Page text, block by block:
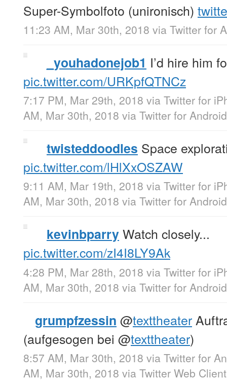
Super-Symbolfoto (unironisch)
11:23 AM, Mar 30th, 2018 via Twitter for
_youhadonejob1 I’d hire him
pic.twitter.com/URKpfQTNCz
7:17 PM, Mar 29th, 2018 via Twitter for
AM, Mar 30th, 2018 via Twitter for Android
twisteddoodles Space
pic.twitter.com/lHlXxOSZAW
9:11 AM, Mar 19th, 2018 via Twitter for
AM, Mar 30th, 2018 via Twitter for Android
kevinbparryWatch closely...
pic.twitter.com/zI4I8LY9Ak
4:28 PM, Mar 28th, 2018 via Twitter for
AM, Mar 30th, 2018 via Twitter for Android
grumpfzessin @texttheater
(aufgesogen bei @texttheater)
8:57 AM, Mar 30th, 2018 via Twitter for
AM, Mar 30th, 2018 via Twitter Web Client